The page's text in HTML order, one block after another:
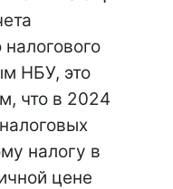
НБУ, это
что в 2024
налогу в
цене